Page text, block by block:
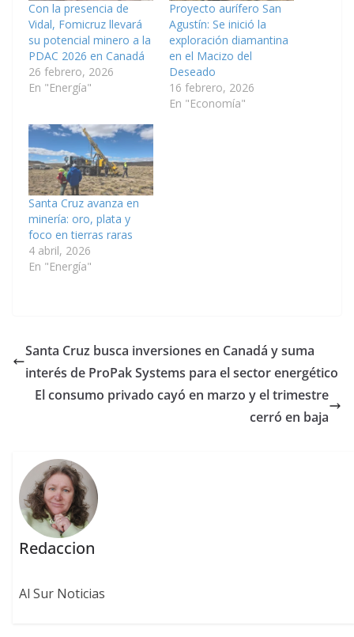
Con la presencia de
Vidal, Fomicruz llevará
su potencial minero a la
PDAC 2026 en Canadá
26 febrero, 2026
En "Energía"
Proyecto aurífero San
Agustín: Se inició la
exploración diamantina
en el Macizo del
Deseado
16 febrero, 2026
En "Economía"
Santa Cruz avanza en
minería: oro, plata y
foco en tierras raras
4 abril, 2026
En "Energía"
Santa Cruz busca inversiones en Canadá y suma
interés de ProPak Systems para el sector energético
El consumo privado cayó en marzo y el trimestre
cerró en baja
Redaccion
Al Sur Noticias